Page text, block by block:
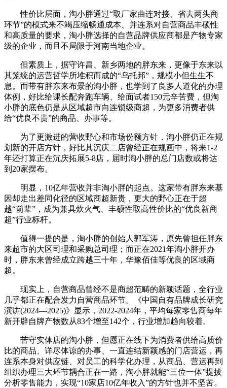
性价比层面，淘小胖通过“取厂家曲连对接、省去两头商
环节”的模式来不竭压缩畅通成本、并连系对自营商品丰硕性
和高质量的要求，淘小胖选择的自营品牌供应商都是产物专家
级的企业，而且不局限于河南当地企业。
但素质上，据守许昌、新乡两地的胖东来，更像于东来以
其笼统的运营哲学所堆积而成的“乌托邦”，规模小但生生不
息。而带有胖东来布景的淘小胖，也学到了良多人道化的办理
体例，好比给课长配奔跑车辆、给面试者150元辛苦费，但淘
小胖的底色仍是从区域超市向连锁级商超，为更多消费者供
给“优良不贵”的商品、办事等。
为了更激进的营收野心和市场份额方针，淘小胖仍正在规
划新的开店方针，好比其沉庆二店曾经正在规画中，将来1-2
年还打算正在沉庆拓展5-8店，届时淘小胖的总门店数或将达
到20家摆布。
明显，10亿年营收并非淘小胖的起点。这家带有胖东来基
因却走出差同化径的区域商超新贵，更大的野心正在于超
越“前辈”，成为兼具炊火气、丰硕性取高性价比的“优良新商
超”行业标杆。
值得一提的是，淘小胖的创始人郭军涛，原先曾担任胖东
来超市的大区司理和采购总司理；而正在2021年淘小胖开办
时，胖东来曾经成立跨越三十年，华豫佰佳等优良的区域商
超。
现实上，自营商品曾经不是商超范畴的新颖话题，全行业
几乎都正在配合发力自营商品环节。《中国自有品牌成长研究
演讲(2024—2025)》显示，2022-2024年，平均每家零售商每年
新开辟自牌产物数从83个增至142个，行业增加趋向较着。
苦守实体店的淘小胖，但愿正在线下为消费者供给高质价
比的商品、详尽体谅的办事、一直连结新颖感的门店营运，再
连系本身对供应链、对员工的科学化办理，从商品、营运再到
组织办理三大环节耦合正在一路，淘小胖就能“三位一体”提拔
分析零售能力，实现“10家店10亿年收入”的方针也并不坚苦。